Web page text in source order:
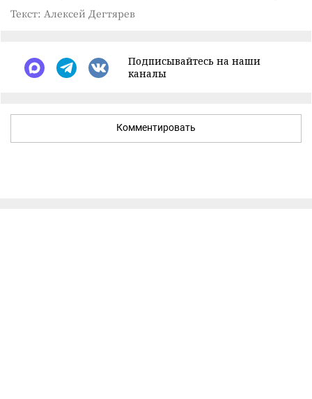
Текст: Алексей Дегтярев
Подписывайтесь на наши
каналы
Комментировать